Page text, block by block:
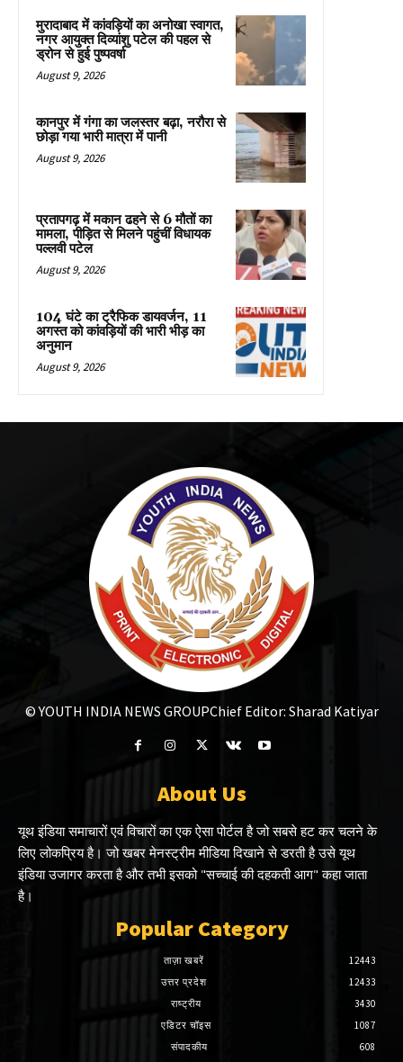
मुरादाबाद में कांवड़ियों का अनोखा स्वागत,
नगर आयुक्त दिव्यांशु पटेल की पहल से
ड्रोन से हुई पुष्पवर्षा
August 9, 2026
कानपुर में गंगा का जलस्तर बढ़ा, नरौरा से
छोड़ा गया भारी मात्रा में पानी
August 9, 2026
प्रतापगढ़ में मकान ढहने से 6 मौतों का
मामला, पीड़ित से मिलने पहुंचीं विधायक
पल्लवी पटेल
August 9, 2026
104 घंटे का ट्रैफिक डायवर्जन, 11
अगस्त को कांवड़ियों की भारी भीड़ का
अनुमान
August 9, 2026
© YOUTH INDIA NEWS GROUPChief Editor: Sharad Katiyar
About Us
यूथ इंडिया समाचारों एवं विचारों का एक ऐसा पोर्टल है जो सबसे हट कर चलने के
लिए लोकप्रिय है। जो खबर मेनस्ट्रीम मीडिया दिखाने से डरती है उसे यूथ
इंडिया उजागर करता है और तभी इसको "सच्चाई की दहकती आग" कहा जाता
है।
Popular Category
ताज़ा खबरें
12443
उत्तर प्रदेश
12433
राष्ट्रीय
3430
एडिटर चॉइस
1087
संपादकीय
608